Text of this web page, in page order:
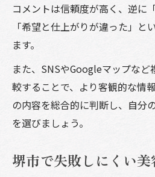
コメントは信頼度が高く、逆に
「希望と仕上がりが違った」と
ます。
また、SNSやGoogleマップな
較することで、より客観的な情
の内容を総合的に判断し、自分
を選びましょう。
堺市で失敗しにくい